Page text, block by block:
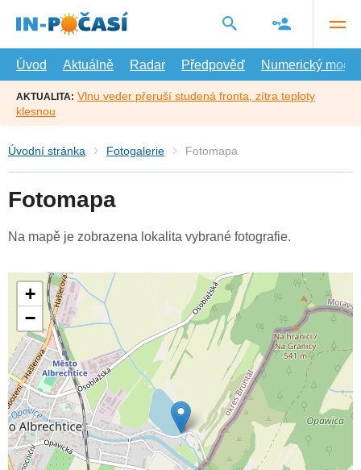
hlavní
Úvod
Aktuálně Radar Předpověď Numerický model
AKTUALITA: Vlnu veder přeruší studená fronta, zítra teploty
klesnou
Úvodní stránka Fotogalerie Fotomapa
Fotomapa
Na mapě je zobrazena lokalita vybrané fotografie.
+
−